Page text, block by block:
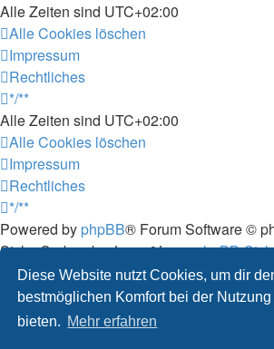
Diese Website nutzt Cookies, um dir
bestmöglichen Komfort bei der Nutzung
bieten. Mehr erfahren
Alle Zeiten sind UTC+02:00
Alle Cookies löschen
Impressum
Rechtliches
*/**
Alle Zeiten sind UTC+02:00
Alle Cookies löschen
Impressum
Rechtliches
*/**
Powered by phpBB® Forum Software ©
Style: Carbon by Joyce&LunaphpBB-
Deutsche Übersetzung durchphpBB.de
Datenschutz|Nutzungsbedingungen